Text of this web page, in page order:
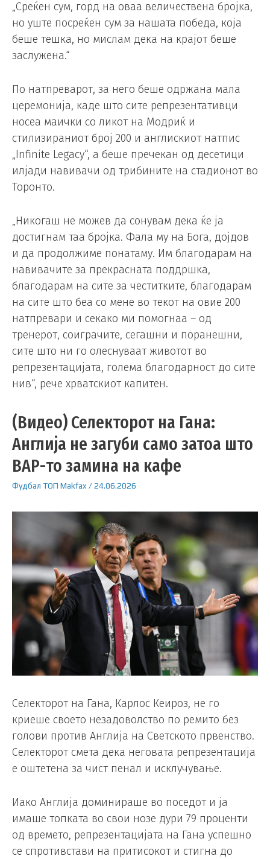
„Среќен сум, горд на оваа величествена бројка,
но уште посреќен сум за нашата победа, која
беше тешка, но мислам дека на крајот беше
заслужена.“
По натпреварот, за него беше одржана мала
церемонија, каде што сите репрезентативци
носеа маички со ликот на Модриќ и
стилизираниот број 200 и англискиот натпис
„Infinite Legacy“, а беше пречекан од десетици
илјади навивачи од трибините на стадионот во
Торонто.
„Никогаш не можев да сонувам дека ќе ја
достигнам таа бројка. Фала му на Бога, дојдов
и да продолжиме понатаму. Им благодарам на
навивачите за прекрасната поддршка,
благодарам на сите за честитките, благодарам
на сите што беа со мене во текот на овие 200
натпревари и секако ми помогнаа – од
тренерот, соиграчите, сегашни и поранешни,
сите што ни го олеснуваат животот во
репрезентацијата, голема благодарност до сите
нив“, рече хрватскиот капитен.
(Видео) Селекторот на Гана:
Англија не загуби само затоа што
ВАР-то замина на кафе
Фудбал ТОП Makfax/24.06.2026
Селекторот на Гана, Карлос Кеироз, не го
криеше своето незадоволство по ремито без
голови против Англија на Светското првенство.
Селекторот смета дека неговата репрезентација
е оштетена за чист пенал и исклучување.
Иако Англија доминираше во поседот и ја
имаше топката во свои нозе дури 79 проценти
од времето, репрезентацијата на Гана успешно
се спротивстави на притисокот и стигна до